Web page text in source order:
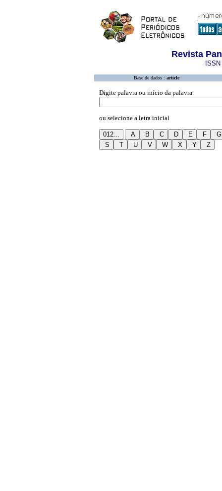
Revista
Base de dados : article
Digite palavra ou início da palavra:
ou selecione a letra inicial